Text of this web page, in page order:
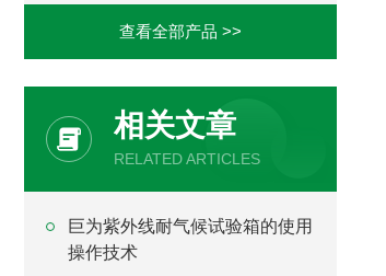
查看全部产品 >>
相关文章
RELATED ARTICLES
巨为紫外线耐气候试验箱的使用
操作技术